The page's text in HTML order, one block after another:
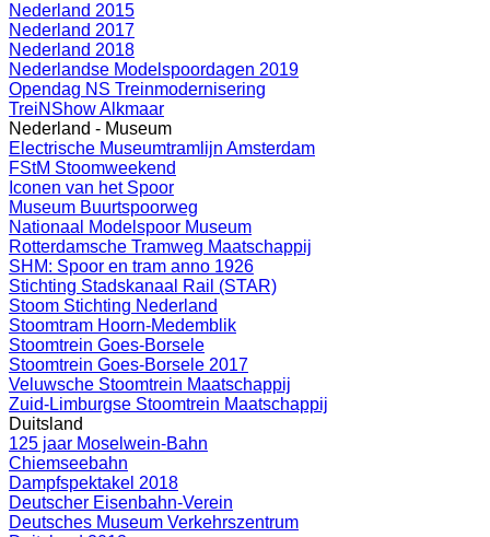
Nederland 2015
Nederland 2017
Nederland 2018
Nederlandse Modelspoordagen 2019
Opendag NS Treinmodernisering
TreiNShow Alkmaar
Nederland - Museum
Electrische Museumtramlijn Amsterdam
FStM Stoomweekend
Iconen van het Spoor
Museum Buurtspoorweg
Nationaal Modelspoor Museum
Rotterdamsche Tramweg Maatschappij
SHM: Spoor en tram anno 1926
Stichting Stadskanaal Rail (STAR)
Stoom Stichting Nederland
Stoomtram Hoorn-Medemblik
Stoomtrein Goes-Borsele
Stoomtrein Goes-Borsele 2017
Veluwsche Stoomtrein Maatschappij
Zuid-Limburgse Stoomtrein Maatschappij
Duitsland
125 jaar Moselwein-Bahn
Chiemseebahn
Dampfspektakel 2018
Deutscher Eisenbahn-Verein
Deutsches Museum Verkehrszentrum